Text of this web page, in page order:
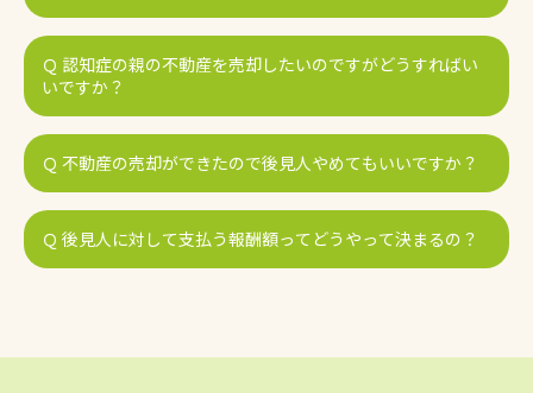
Ａできますが…
ご家族の方を成年後見人の「候補者」とすることはできま
す。
法定後見の場合、誰を後見人として選ぶかは家庭裁判所が決
めるため、必ずしも希望通りに選ばれるわけではない点に注
意です。
希望している人にお願いしたい場合は、元気なうちに対策
を！
Ｑ 認知症の親の不動産を売却したいのですがどうすればい
いですか？
Ａ後見制度の利用を検討しましょう。
家庭裁判所に成年後見人を選任してもらい、成年後見人が不
動産を売却することができます。
判断能力を失うと、たとえ家族であっても本人の代わりに不
動産を売却することはできません。司法書士をしていて一番
Ｑ 不動産の売却ができたので後見人やめてもいいですか？
Ａ勝手にやめることはできません。
原則本人が亡くなるまでは後見人の責務を果たさなければい
デメリットを感じる方も少なくありません。
Ｑ 後見人に対して支払う報酬額ってどうやって決まるの？